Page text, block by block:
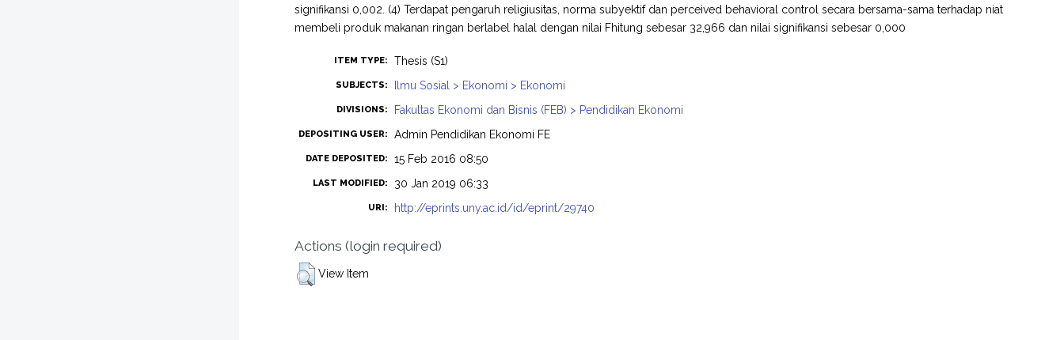
signifikansi 0,002. (4) Terdapat pengaruh religiusitas, norma subyektif dan perceived behavioral control secara bersama-sama terhadap niat
membeli produk makanan ringan berlabel halal dengan nilai Fhitung sebesar 32,966 dan nilai signifikansi sebesar 0,000
ITEM TYPE: Thesis (S1)
SUBJECTS: Ilmu Sosial > Ekonomi > Ekonomi
DIVISIONS: Fakultas Ekonomi dan Bisnis (FEB) > Pendidikan Ekonomi
DEPOSITING USER: Admin Pendidikan Ekonomi FE
DATE DEPOSITED: 15 Feb 2016 08:50
LAST MODIFIED: 30 Jan 2019 06:33
URI: http://eprints.uny.ac.id/id/eprint/29740
Actions (login required)
View Item